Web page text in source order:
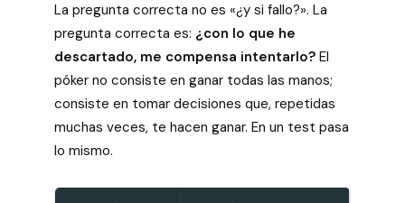
La pregunta correcta no es «¿y si fallo?». La
pregunta correcta es: ¿con lo que he
descartado, me compensa intentarlo? El
póker no consiste en ganar todas las manos;
consiste en tomar decisiones que, repetidas
muchas veces, te hacen ganar. En un test pasa
lo mismo.